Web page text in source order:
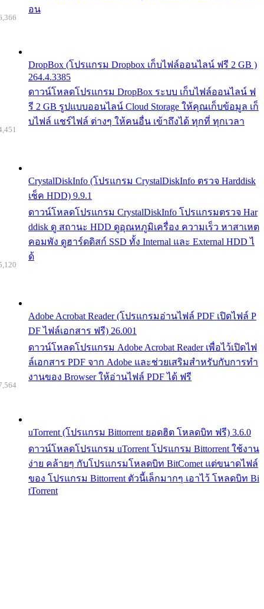
อน
DropBox (โปรแกรม Dropbox เก็บไฟล์ออนไลน์ ฟรี 2 GB )
264.4.3385
ดาวน์โหลดโปรแกรม DropBox ระบบ เก็บไฟล์ออนไลน์ ฟ
รี 2 GB รูปแบบออนไลน์ Cloud Storage ให้คุณเก็บข้อมูล เก็
บไฟล์ แชร์ไฟล์ ต่างๆ ให้คนอื่น เข้าถึงได้ ทุกที่ ทุกเวลา
CrystalDiskInfo (โปรแกรม CrystalDiskInfo ตรวจ Harddisk
เช็ค HDD) 9.9.1
ดาวน์โหลดโปรแกรม CrystalDiskInfo โปรแกรมตรวจ Har
ddisk ดู สถานะ HDD ดูอุณหภูมิเครื่อง ความเร็ว หาสาเหต
คอมพัง ดูฮาร์ดดิสก์ SSD ทั้ง Internal และ External HDD ไ
ด้
Adobe Acrobat Reader (โปรแกรมอ่านไฟล์ PDF เปิดไฟล์ P
DF ไฟล์เอกสาร ฟรี) 26.001
ดาวน์โหลดโปรแกรม Adobe Acrobat Reader เพื่อไว้เปิดไฟ
ล์เอกสาร PDF จาก Adobe และช่วยเสริมสำหรับกับการทำ
งานของ Browser ให้อ่านไฟล์ PDF ได้ ฟรี
uTorrent (โปรแกรม Bittorrent ยอดฮิต โหลดบิท ฟรี) 3.6.0
ดาวน์โหลดโปรแกรม uTorrent โปรแกรม Bittorrent ใช้งาน
ง่าย คล้ายๆ กับโปรแกรมโหลดบิท BitComet แต่ขนาดไฟล์
ของ โปรแกรม Bittorrent ตัวนี้เล็กมากๆ เอาไว้ โหลดบิท Bi
tTorrent